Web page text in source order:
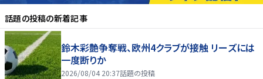
話題の投稿の新着記事
鈴木彩艶争奪戦、欧州4クラブが接触 リーズには
一度断りか
2026/08/04 20:37話題の投稿